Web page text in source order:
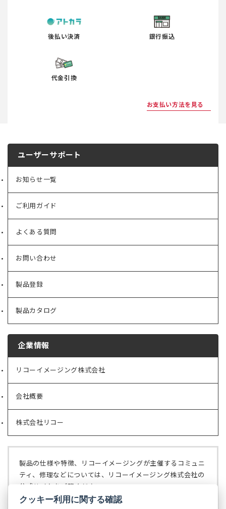
後払い決済 銀行振込
代金引換
お支払い方法を見る
ユーザーサポート
お知らせ一覧
ご利用ガイド
よくある質問
お問い合わせ
製品登録
製品カタログ
企業情報
リコーイメージング株式会社
（新
タ
ブ
で
開
く）
会社概要
（新
タ
ブ
で
く）
株式会社リコー
（新
ブ
で
開
製品の仕様や特徴、リコーイメージングが主催するコミュニ
ティ、修理などについては、リコーイメージング株式会社の
公式サイトをご覧ください。
リコーイメージング株式会社の公式サイト
（新
クッキー利用に関する確認